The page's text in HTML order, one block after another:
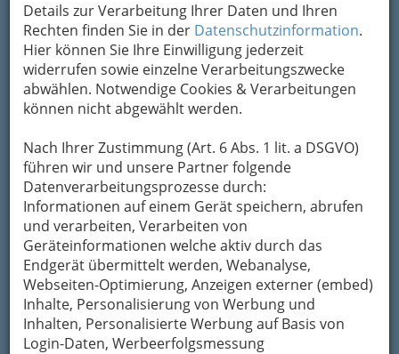
Details zur Verarbeitung Ihrer Daten und Ihren
Rechten finden Sie in der Datenschutzinformation.
Hier können Sie Ihre Einwilligung jederzeit
widerrufen sowie einzelne Verarbeitungszwecke
abwählen. Notwendige Cookies & Verarbeitungen
können nicht abgewählt werden.
Nach Ihrer Zustimmung (Art. 6 Abs. 1 lit. a DSGVO)
führen wir und unsere Partner folgende
Datenverarbeitungsprozesse durch:
Informationen auf einem Gerät speichern, abrufen
und verarbeiten, Verarbeiten von
Geräteinformationen welche aktiv durch das
Endgerät übermittelt werden, Webanalyse,
Webseiten-Optimierung, Anzeigen externer (embed)
Inhalte, Personalisierung von Werbung und
Inhalten, Personalisierte Werbung auf Basis von
Login-Daten, Werbeerfolgsmessung